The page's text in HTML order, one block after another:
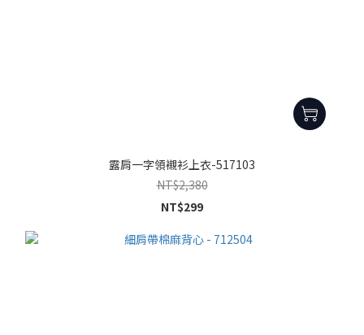
露肩一字領襯衫上衣-517103
NT$2,380
NT$299